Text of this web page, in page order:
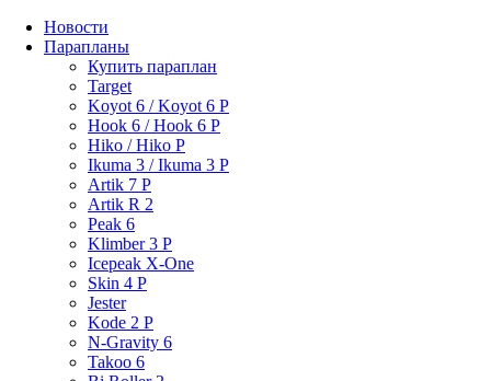
Новости
Парапланы
Купить параплан
Target
Koyot 6 / Koyot 6 P
Hook 6 / Hook 6 P
Hiko / Hiko P
Ikuma 3 / Ikuma 3 P
Artik 7 P
Artik R 2
Peak 6
Klimber 3 P
Icepeak X-One
Skin 4 P
Jester
Kode 2 P
N-Gravity 6
Takoo 6